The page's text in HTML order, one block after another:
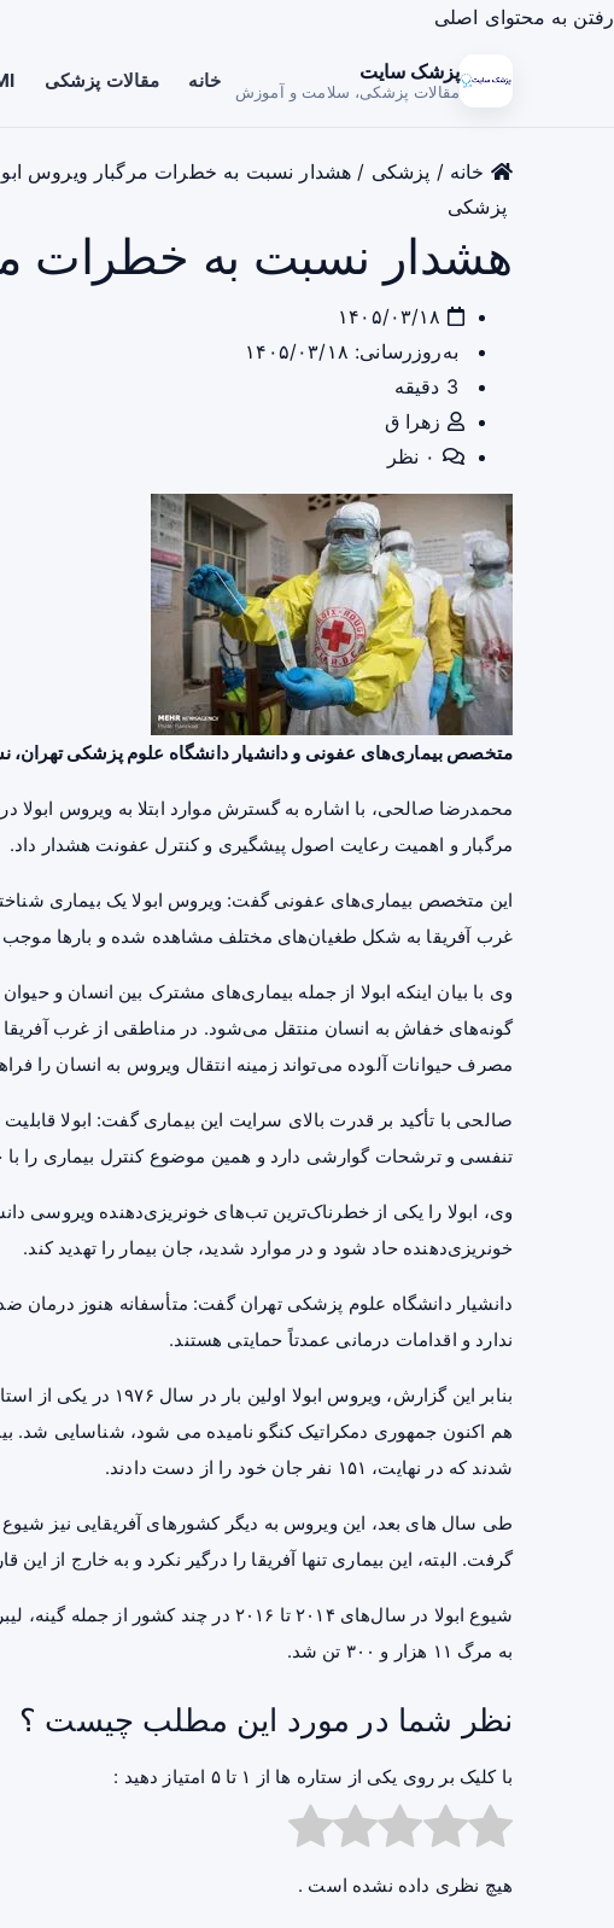
رفتن به محتوای اصلی
پزشک سایت
مقالات پزشکی، سلامت و آموزش خانه مقالات پزشکی
خانه / پزشکی / هشدار نسبت به خطرات مرگبار ویروس
پزشکی
هشدار نسبت به خطرات
به‌روزرسانی: ۱۴۰۵/۰۳/۱۸
زهرا ق
متخصص بیماری‌های عفونی و دانشیار دانشگاه علوم پزشکی تهران،
محمدرضا صالحی، با اشاره به گسترش موارد ابتلا به ویروس
مرگبار و اهمیت رعایت اصول پیشگیری و کنترل عفونت هشدار داد.
این متخصص بیماری‌های عفونی گفت: ویروس ابولا یک بیماری
غرب آفریقا به شکل طغیان‌های مختلف مشاهده شده و بارها
وی با بیان اینکه ابولا از جمله بیماری‌های مشترک بین انسان و
گونه‌های خفاش به انسان منتقل می‌شود. در مناطقی از غرب
مصرف حیوانات آلوده می‌تواند زمینه انتقال ویروس به انسان را
صالحی با تأکید بر قدرت بالای سرایت این بیماری گفت: ابولا
تنفسی و ترشحات گوارشی دارد و همین موضوع کنترل بیماری را
وی، ابولا را یکی از خطرناک‌ترین تب‌های خونریزی‌دهنده ویروسی
خونریزی‌دهنده حاد شود و در موارد شدید، جان بیمار را تهدید کند.
دانشیار دانشگاه علوم پزشکی تهران گفت: متأسفانه هنوز
ندارد و اقدامات درمانی عمدتاً حمایتی هستند.
بنابر این گزارش،
شدند که در نهایت، ۱۵۱ نفر جان خود را از دست دادند.
طی سال های بعد، این ویروس به دیگر کشورهای آفریقایی نیز شیوع
گرفت. البته، این بیماری تنها آفریقا را درگیر نکرد و به خارج از این
به مرگ ۱۱ هزار و ۳۰۰ تن شد.
نظر شما در مورد این مطلب چیست ؟
با کلیک بر روی یکی از ستاره ها از ۱ تا ۵ امتیاز دهید :
هیچ نظری داده نشده است .